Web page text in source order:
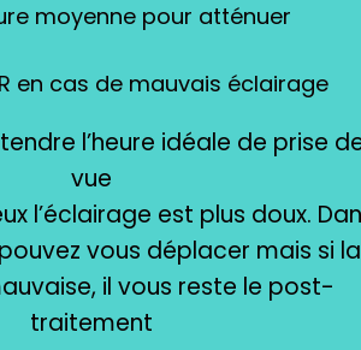
moyenne pour atténuer
en cas de mauvais éclairage
l’heure idéale de prise
vue
l’éclairage est plus doux.
vous déplacer mais si la
il vous reste le post-
traitement